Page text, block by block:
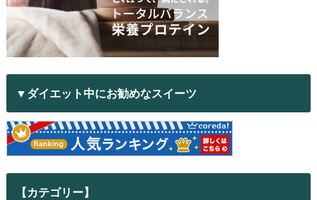
▼ダイエット中にお勧めなスイーツ
【カテゴリー】